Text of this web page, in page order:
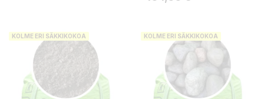
KOLME ERI SÄKKIKOKOA KOLME ERI SÄKKIKOKOA